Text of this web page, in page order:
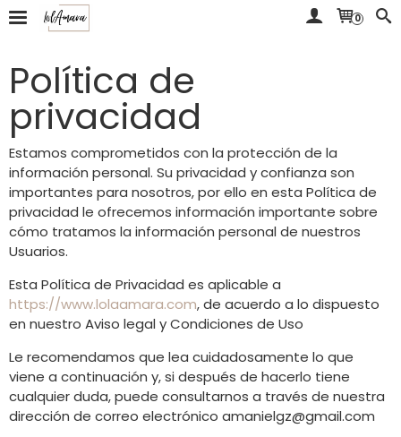
0
Política de
privacidad
Estamos comprometidos con la protección de la
información personal. Su privacidad y confianza son
importantes para nosotros, por ello en esta Política de
privacidad le ofrecemos información importante sobre
cómo tratamos la información personal de nuestros
Usuarios.
Esta Política de Privacidad es aplicable a
https://www.lolaamara.com, de acuerdo a lo dispuesto
en nuestro Aviso legal y Condiciones de Uso
Le recomendamos que lea cuidadosamente lo que
viene a continuación y, si después de hacerlo tiene
cualquier duda, puede consultarnos a través de nuestra
dirección de correo electrónico amanielgz@gmail.com